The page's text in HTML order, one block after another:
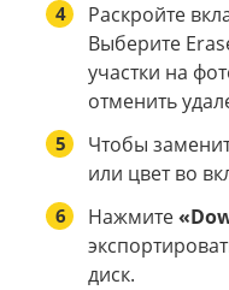
4 Раскройте
Выберите
участки на
отменить
5
Чтобы
или цвет во
6 Нажмите
диск.